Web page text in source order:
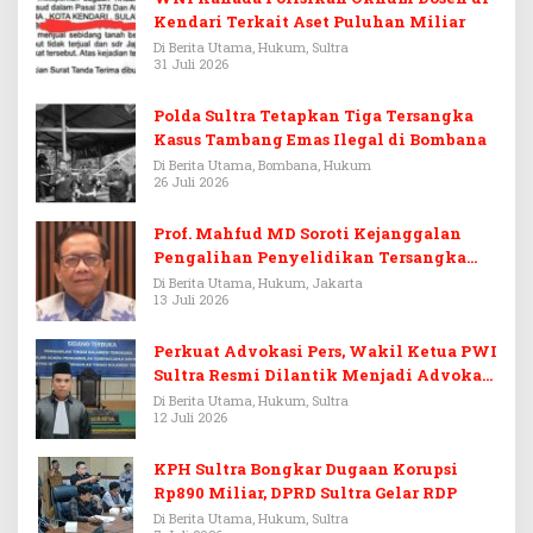
Kendari Terkait Aset Puluhan Miliar
Di Berita Utama, Hukum, Sultra
31 Juli 2026
Polda Sultra Tetapkan Tiga Tersangka
Kasus Tambang Emas Ilegal di Bombana
Di Berita Utama, Bombana, Hukum
26 Juli 2026
Prof. Mahfud MD Soroti Kejanggalan
Pengalihan Penyelidikan Tersangka
Febrie Adriansyah
Di Berita Utama, Hukum, Jakarta
13 Juli 2026
Perkuat Advokasi Pers, Wakil Ketua PWI
Sultra Resmi Dilantik Menjadi Advokat
PERADI
Di Berita Utama, Hukum, Sultra
12 Juli 2026
KPH Sultra Bongkar Dugaan Korupsi
Rp890 Miliar, DPRD Sultra Gelar RDP
Di Berita Utama, Hukum, Sultra